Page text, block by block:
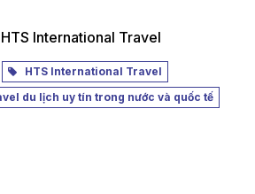
Travel
HTS International Travel
du lịch uy tín trong nước và quốc tế